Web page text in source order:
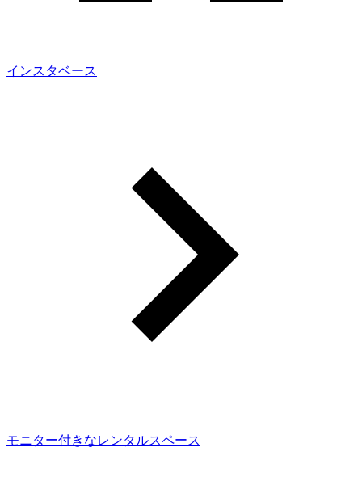
インスタベース
モニター付きなレンタルスペース